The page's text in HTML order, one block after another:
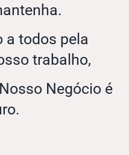
a todos pela
trabalho,
Negócio é